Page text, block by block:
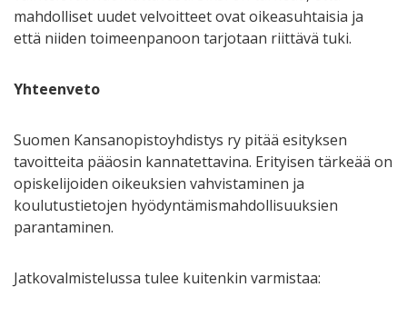
mahdolliset uudet velvoitteet ovat oikeasuhtaisia ja
että niiden toimeenpanoon tarjotaan riittävä tuki.
Yhteenveto
Suomen Kansanopistoyhdistys ry pitää esityksen
tavoitteita pääosin kannatettavina. Erityisen tärkeää on
opiskelijoiden oikeuksien vahvistaminen ja
koulutustietojen hyödyntämismahdollisuuksien
parantaminen.
Jatkovalmistelussa tulee kuitenkin varmistaa: